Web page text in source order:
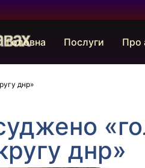
Головна Послуги Про
днр»
днр»